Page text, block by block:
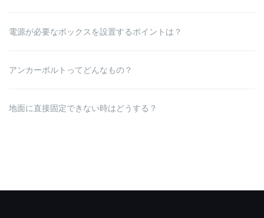
電源が必要なボックスを設置するポイントは？
アンカーボルトってどんなもの？
地面に直接固定できない時はどうする？